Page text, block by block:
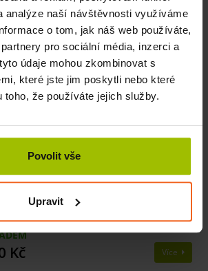
analýze naší návštěvnosti využíváme
o tom, jak náš web používáte,
pro sociální média, inzerci a
údaje mohou zkombinovat s
které jste jim poskytli nebo které
že používáte jejich služby.
Povolit vše
Upravit
Dupla XL jsou vhodné také pro
jiných částí těla, nebo je možné zvolit
válce
Trendy Dupla
. Oba typy
v několika barvách.
Kč Více
válec Trendy Dupla, šedý
Kč Více